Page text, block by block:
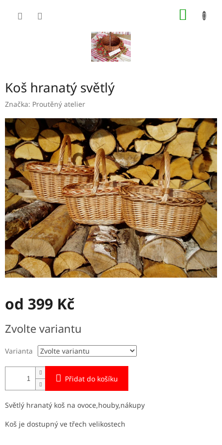
Koš hranatý světlý
Značka: Proutěný atelier
od 399 Kč
cena:
Zvolte variantu
Varianta
Přidat do košíku
Světlý hranatý koš na ovoce,houby,nákupy
Koš je dostupný ve třech velikostech